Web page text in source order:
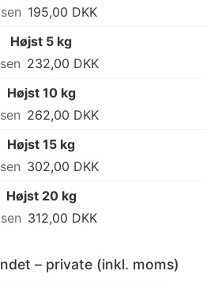
195,00 DKK
Højst 5 kg
232,00 DKK
Højst 10 kg
262,00 DKK
Højst 15 kg
302,00 DKK
Højst 20 kg
312,00 DKK
– private (inkl. moms)